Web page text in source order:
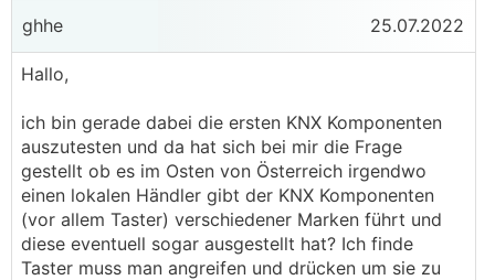
ghhe 25.07.2022
Hallo,
ich bin gerade dabei die ersten KNX Komponenten
auszutesten und da hat sich bei mir die Frage
gestellt ob es im Osten von Österreich irgendwo
einen lokalen Händler gibt der KNX Komponenten
(vor allem Taster) verschiedener Marken führt und
diese eventuell sogar ausgestellt hat? Ich finde
Taster muss man angreifen und drücken um sie zu